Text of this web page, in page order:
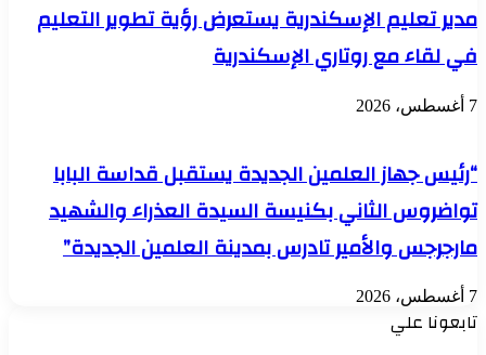
مدير تعليم الإسكندرية يستعرض رؤية تطوير التعليم
في لقاء مع روتاري الإسكندرية
7 أغسطس، 2026
“رئيس جهاز العلمين الجديدة يستقبل قداسة البابا
تواضروس الثاني بكنيسة السيدة العذراء والشهيد
مارجرجس والأمير تادرس بمدينة العلمين الجديدة”
7 أغسطس، 2026
تابعونا علي